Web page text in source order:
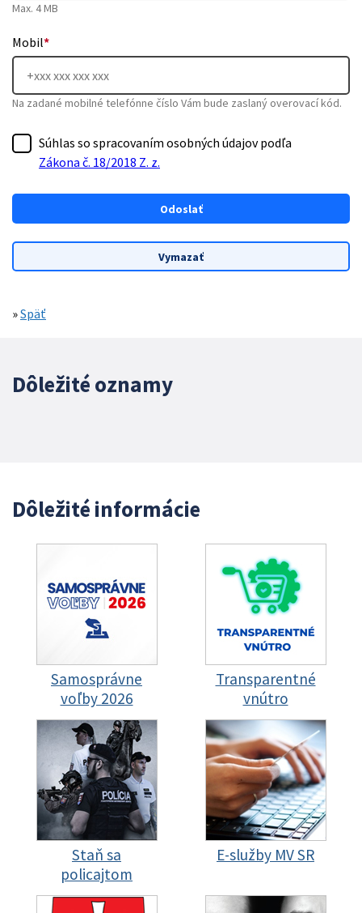
Max. 4 MB
Mobil*
Na zadané mobilné telefónne číslo Vám bude zaslaný overovací kód.
Súhlas so spracovaním osobných údajov podľa
Zákona č. 18/2018 Z. z.
»Späť
Dôležité oznamy
Dôležité informácie
Samosprávne
voľby 2026
Transparentné
vnútro
Staň sa
policajtom
E-služby MV SR